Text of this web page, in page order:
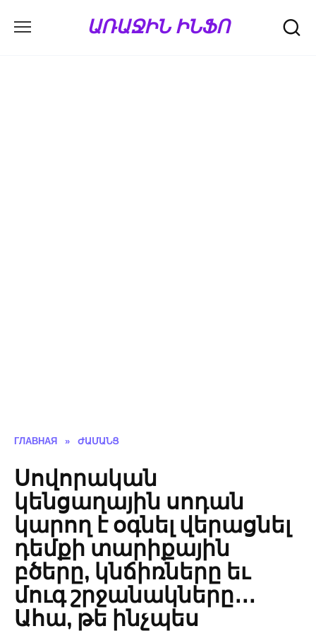
ԱՌԱՋԻՆ ԻՆՖՈ
ГЛАВНАЯ » ԺԱՄԱՆՑ
Սովորական
կենցաղային սոդան
կարող է օգնել վերացնել
դեմքի տարիքային
բծերը, կնճիռները եւ
մուգ շրջանակները․․․
Ահա, թե ինչպես